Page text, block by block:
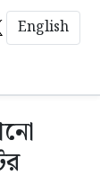
English